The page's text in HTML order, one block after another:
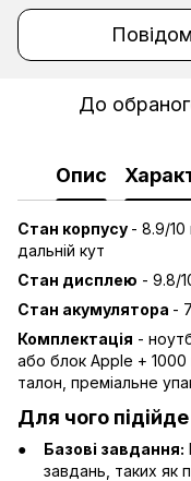
До
Опис
Стан корпусу - 8.9/10
дальній кут
Стан дисплею - 9.8/
Стан акумулятора -
Комплектація -
або блок Apple + 1000
талон, преміальне
Для чого
Базові завдання:
завдань, таких як